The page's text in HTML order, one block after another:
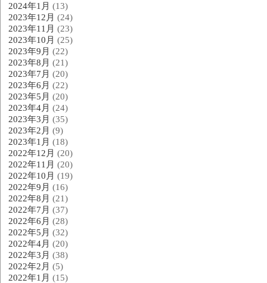
2024年1月 (13)
2023年12月 (24)
2023年11月 (23)
2023年10月 (25)
2023年9月 (22)
2023年8月 (21)
2023年7月 (20)
2023年6月 (22)
2023年5月 (20)
2023年4月 (24)
2023年3月 (35)
2023年2月 (9)
2023年1月 (18)
2022年12月 (20)
2022年11月 (20)
2022年10月 (19)
2022年9月 (16)
2022年8月 (21)
2022年7月 (37)
2022年6月 (28)
2022年5月 (32)
2022年4月 (20)
2022年3月 (38)
2022年2月 (5)
2022年1月 (15)